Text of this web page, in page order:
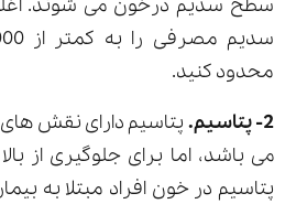
سطح سدیم درخون می شوند.
محدود کنید.
2- پتاسیم.
پتاسیم دارای نقش
می باشد، اما برای جلوگیری از
پتاسیم در خون افراد مبتلا به